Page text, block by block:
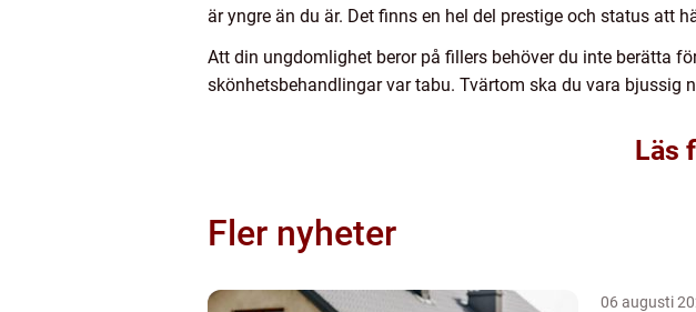
är yngre än du är. Det finns en hel del prestige och status att
Att din ungdomlighet beror på fillers behöver du inte berätta
skönhetsbehandlingar var tabu. Tvärtom ska du vara
Läs
Fler nyheter
06 augusti